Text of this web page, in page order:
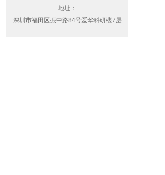
地址：
深圳市福田区振中路84号爱华科研楼7层